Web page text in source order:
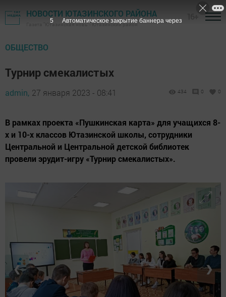
НОВОСТИ ЮТАЗИНСКОГО РАЙОНА
Газета "Ютазинская новь" - Ютазинский район
ОБЩЕСТВО
Турнир смекалистых
admin, 27 января 2023 - 08:41 434 0 0
В рамках проекта «Пушкинская карта» для учащихся 8-
х и 10-х классов Ютазинской школы, сотрудники
Центральной и Центральной детской библиотек
провели эрудит-игру «Турнир смекалистых».
❮ ❯
3 Автоматическое закрытие баннера через